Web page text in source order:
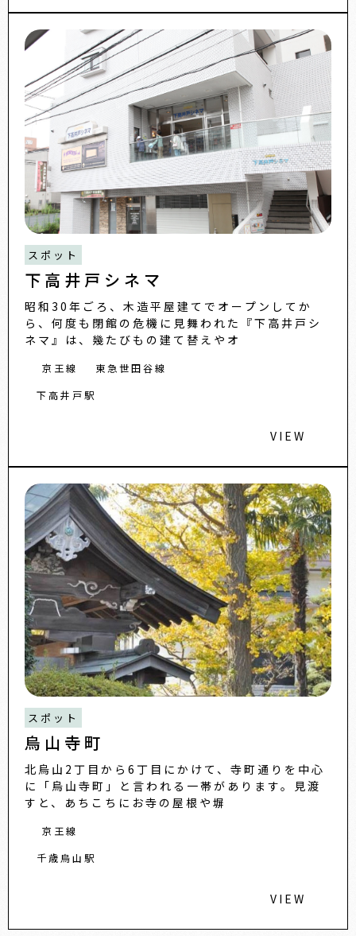
スポット
下高井戸シネマ
昭和30年ごろ、木造平屋建てでオープンしてか
ら、何度も閉館の危機に見舞われた『下高井戸シ
ネマ』は、幾たびもの建て替えやオ
京王線
東急世田谷線
下高井戸駅
VIEW
スポット
烏山寺町
北烏山2丁目から6丁目にかけて、寺町通りを中心
に「烏山寺町」と言われる一帯があります。見渡
すと、あちこちにお寺の屋根や塀
京王線
千歳烏山駅
VIEW